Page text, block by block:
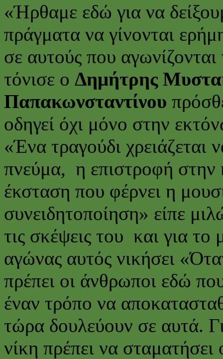
«Ήρθαμε εδώ για να
πράγματα να γίνονται
σε αυτούς που
τόνισε ο Δημήτρης
Παπακωνσταντίνου
οδηγεί όχι μόνο στην
«Ένα τραγούδι χρειάζεται
πνεύμα, η επιστροφή στην
έκσταση που φέρνει η
συνειδητοποίηση» είπε
τις σκέψεις του και για
αγώνας αυτός νικήσει
πρέπει οι άνθρωποι εδώ
έναν τρόπο να
τώρα δουλεύουν σε αυτά.
νίκη πρέπει να